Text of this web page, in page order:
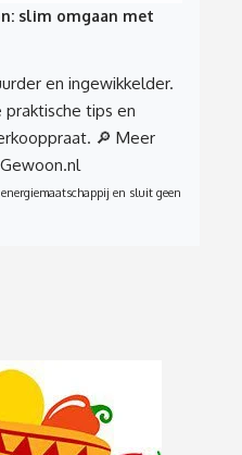
slim omgaan met
en ingewikkelder.
tips en
🔎 Meer
en sluit geen